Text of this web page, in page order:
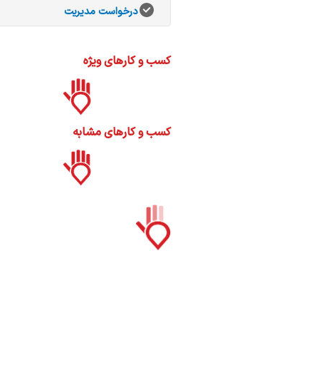
درخواست مدیریت
کسب و کارهای ویژه
کسب و کارهای مشابه